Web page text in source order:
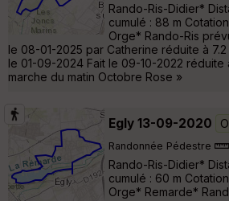
Rando-Ris-Didier*
cumulé : 88 m
Orge* Rando-Ris
le 08-01-2025 par Catherine réduite à
le 01-09-2024 Fait le 09-10-2022 réduite
marche du matin Octobre Rose »
Egly 13-09-2020
Randonnée Pédestre
Rando-Ris-Didier*
cumulé : 60 m
Orge* Remarde*